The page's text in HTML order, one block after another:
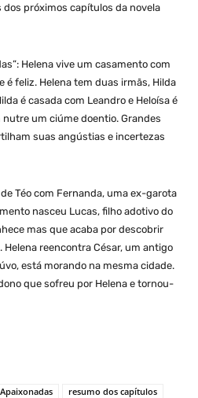
próximos capítulos da novela
Helena vive um casamento com
é feliz. Helena tem duas irmãs, Hilda
é casada com Leandro e Heloísa é
um ciúme doentio. Grandes
suas angústias e incertezas
Téo com Fernanda, uma ex-garota
nasceu Lucas, filho adotivo do
mas que acaba por descobrir
reencontra César, um antigo
está morando na mesma cidade.
que sofreu por Helena e tornou-
resumo dos capítulos